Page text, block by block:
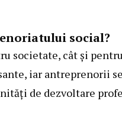
social?
societate, cât și
iar antreprenorii
de dezvoltare